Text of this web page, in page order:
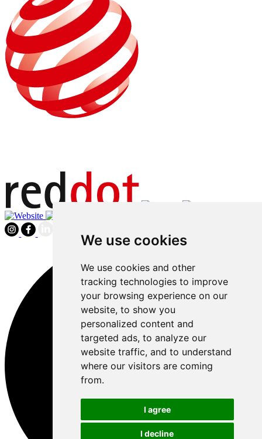
We use cookies
We use cookies and other
tracking technologies to improve
your browsing experience on our
website, to show you
personalized content and
targeted ads, to analyze our
website traffic, and to understand
where our visitors are coming
from.
I agree
I decline